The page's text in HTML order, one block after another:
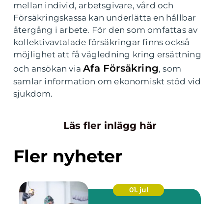
mellan individ, arbetsgivare, vård och
Försäkringskassa kan underlätta en hållbar
återgång i arbete. För den som omfattas av
kollektivavtalade försäkringar finns också
möjlighet att få vägledning kring ersättning
och ansökan viaAfa Försäkring, som
samlar information om ekonomiskt stöd vid
sjukdom.
Läs fler inlägg här
Fler nyheter
01. jul